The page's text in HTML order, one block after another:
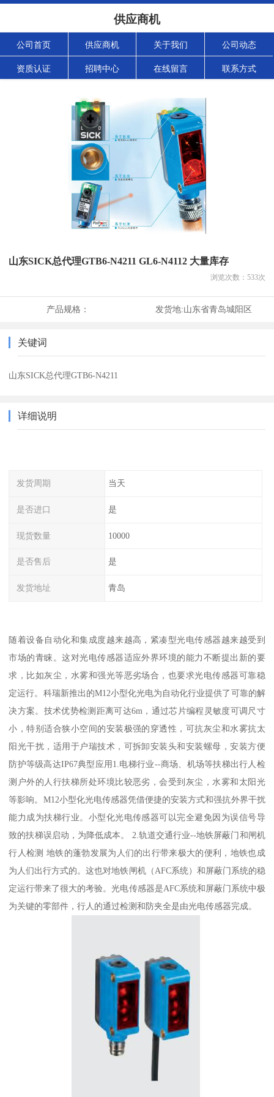
供应商机
公司首页 供应商机 关于我们 公司动态
资质认证 招聘中心 在线留言 联系方式
山东SICK总代理GTB6-N4211 GL6-N4112 大量库存
浏览次数： 533次
产品规格： 发货地:山东省青岛城阳区
关键词
山东SICK总代理GTB6-N4211
详细说明
发货周期 当天
是否进口 是
现货数量 10000
是否售后 是
发货地址 青岛
随着设备自动化和集成度越来越高，紧凑型光电传感器越来越受到
市场的青睐。这对光电传感器适应外界环境的能力不断提出新的要
求，比如灰尘，水雾和强光等恶劣场合，也要求光电传感器可靠稳
定运行。科瑞新推出的M12小型化光电为自动化行业提供了可靠的解
决方案。技术优势检测距离可达6m，通过芯片编程灵敏度可调尺寸
小，特别适合狭小空间的安装极强的穿透性，可抗灰尘和水雾抗太
阳光干扰，适用于户瑞技术，可拆卸安装头和安装螺母，安装方便
防护等级高达IP67典型应用1.电梯行业--商场、机场等扶梯出行人检
测户外的人行扶梯所处环境比较恶劣，会受到灰尘，水雾和太阳光
等影响。M12小型化光电传感器凭借便捷的安装方式和强抗外界干扰
能力成为扶梯行业。小型化光电传感器可以完全避免因为误信号导
致的扶梯误启动，为降低成本。 2.轨道交通行业--地铁屏蔽门和闸机
行人检测 地铁的蓬勃发展为人们的出行带来极大的便利，地铁也成
为人们出行方式的。这也对地铁闸机（AFC系统）和屏蔽门系统的稳
定运行带来了很大的考验。光电传感器是AFC系统和屏蔽门系统中极
为关键的零部件，行人的通过检测和防夹全是由光电传感器完成。